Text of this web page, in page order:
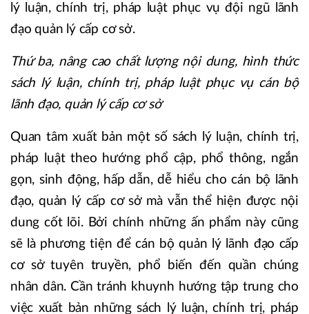
lý luận, chính trị, pháp luật phục vụ đội ngũ lãnh
đạo quản lý cấp cơ sở.
Thứ ba, nâng cao chất lượng nội dung, hình thức
sách lý luận, chính trị, pháp luật phục vụ cán bộ
lãnh đạo, quản lý cấp cơ sở
Quan tâm xuất bản một số sách lý luận, chính trị,
pháp luật theo hướng phổ cập, phổ thông, ngắn
gọn, sinh động, hấp dẫn, dễ hiểu cho cán bộ lãnh
đạo, quản lý cấp cơ sở mà vẫn thể hiện được nội
dung cốt lõi. Bởi chính những ấn phẩm này cũng
sẽ là phương tiện để cán bộ quản lý lãnh đạo cấp
cơ sở tuyên truyền, phổ biến đến quần chúng
nhân dân. Cần tránh khuynh hướng tập trung cho
việc xuất bản những sách lý luận, chính trị, pháp